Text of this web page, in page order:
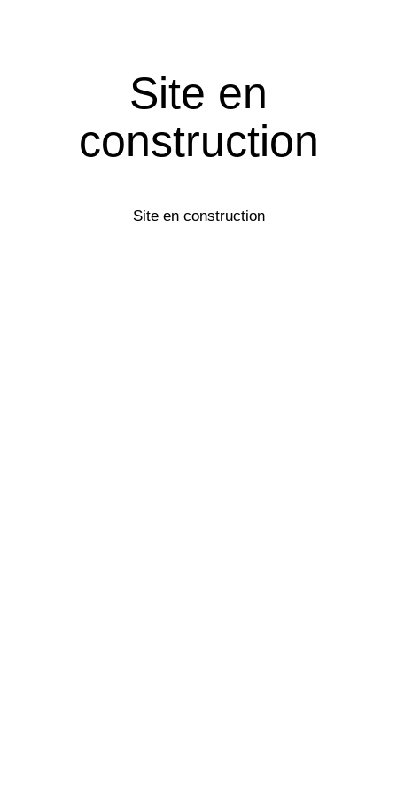
Site en
construction
Site en construction